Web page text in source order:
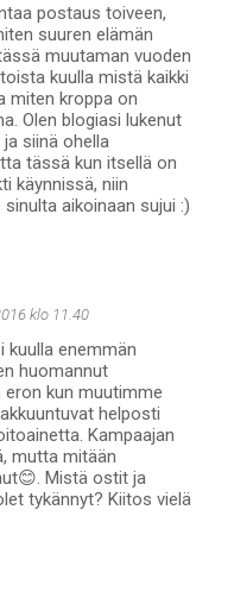
postaus toiveen,
suuren elämän
muutaman vuoden
kuulla mistä kaikki
miten kroppa on
Olen blogiasi lukenut
siinä ohella
tässä kun itsellä on
käynnissä, niin
aikoinaan sujui :)
klo 11.40
kuulla enemmän
huomannut
kun muutimme
helposti
Kampaajan
mutta mitään
Mistä ostit ja
tykännyt? Kiitos vielä